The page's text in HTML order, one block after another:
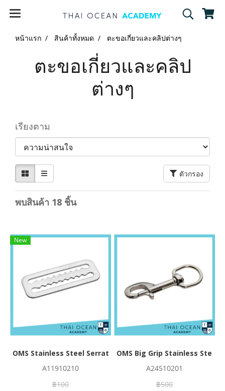
หน้าแรก สินค้าทั้งหมด ตะขอเกี่ยวและคลิปต่างๆ
ตะขอเกี่ยวและคลิป
ต่างๆ
เรียงตาม
ตัวกรอง
พบสินค้า 18 ชิ้น
New
OMS Stainless Steel Serrated Triglide
A11910210
฿100
OMS Big Grip Stainless Steel
A24510201
฿500